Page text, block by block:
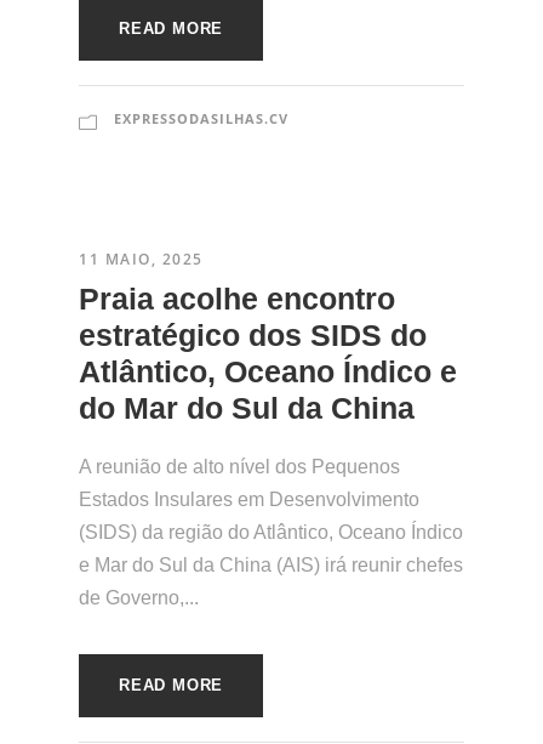
READ MORE
EXPRESSODASILHAS.CV
11 MAIO, 2025
​Praia acolhe encontro
estratégico dos SIDS do
Atlântico, Oceano Índico e
do Mar do Sul da China
A reunião de alto nível dos Pequenos
Estados Insulares em Desenvolvimento
(SIDS) da região do Atlântico, Oceano Índico
e Mar do Sul da China (AIS) irá reunir chefes
de Governo,...
READ MORE